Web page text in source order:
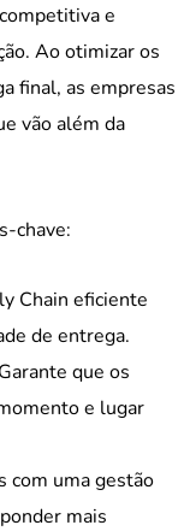
e
Ao otimizar os
final, as empresas
vão além da
chave:
Chain eficiente
de entrega.
Garante que os
e lugar
com uma gestão
mais